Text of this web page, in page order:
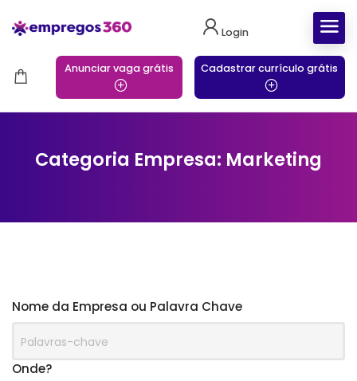
Login
Anunciar vaga grátis Cadastrar currículo grátis
Categoria Empresa: Marketing
Nome da Empresa ou Palavra Chave
Onde?